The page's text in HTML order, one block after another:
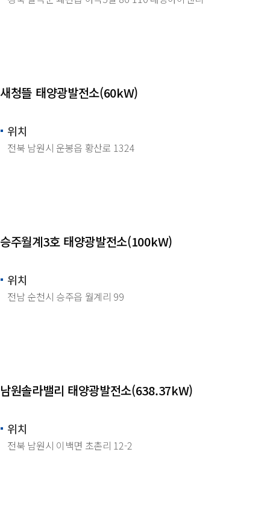
새청뜰 태양광발전소(60kW)
위치
전북 남원시 운봉읍 황산로 1324
승주월계3호 태양광발전소(100kW)
위치
전남 순천시 승주읍 월계리 99
남원솔라밸리 태양광발전소(638.37kW)
위치
전북 남원시 이백면 초촌리 12-2